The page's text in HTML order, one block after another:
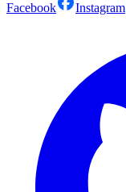
Facebook Instagram